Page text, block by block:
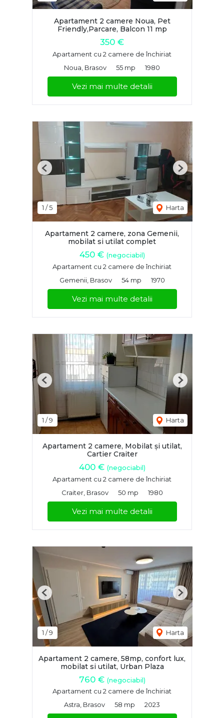
Apartament 2 camere Noua, Pet
Friendly,Parcare, Balcon 11 mp
350 €
Apartament cu 2 camere de închiriat
Noua, Brasov
55 mp 1980
Vezi mai multe detalii
1 /5 Harta
Previous Next
Apartament 2 camere, zona Gemenii,
mobilat si utilat complet
450 € (negociabil)
Apartament cu 2 camere de închiriat
Gemenii, Brasov
54 mp 1970
Vezi mai multe detalii
1 /9 Harta
Previous Next
Apartament 2 camere, Mobilat și utilat,
Cartier Craiter
400 € (negociabil)
Apartament cu 2 camere de închiriat
Craiter, Brasov
50 mp 1980
Vezi mai multe detalii
1 /9 Harta
Previous Next
Apartament 2 camere, 58mp, confort lux,
mobilat si utilat, Urban Plaza
760 € (negociabil)
Apartament cu 2 camere de închiriat
Astra, Brasov
58 mp 2023